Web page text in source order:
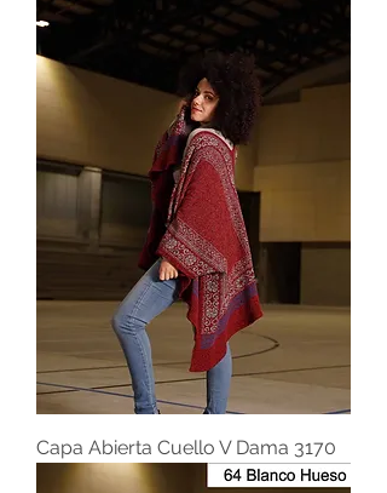
Capa Abierta Cuello V Dama 3170